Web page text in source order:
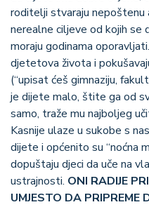
roditelji stvaraju nepoštenu
nerealne ciljeve od kojih se
moraju godinama
djetetova života i
(“upisat ćeš gimnaziju,
je dijete malo, štite ga od
samo, traže mu najboljeg
Kasnije ulaze u sukobe s
dijete i općenito su “noćna
dopuštaju djeci da uče na
ustrajnosti. ONI RADIJE
UMJESTO DA PRIPREME